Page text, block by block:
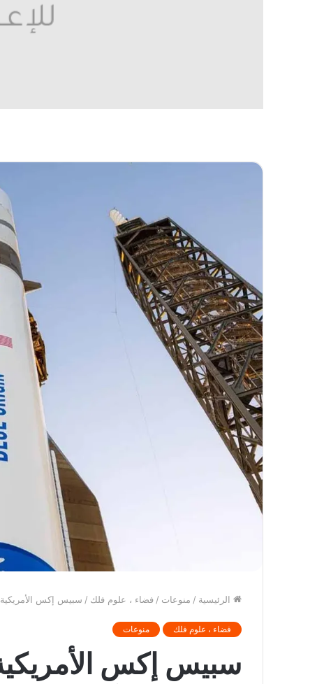
الرئيسية / منوعات / فضاء ، علوم فلك / سبيس إكس
فضاء ، علوم فلك منوعات
سبيس إكس